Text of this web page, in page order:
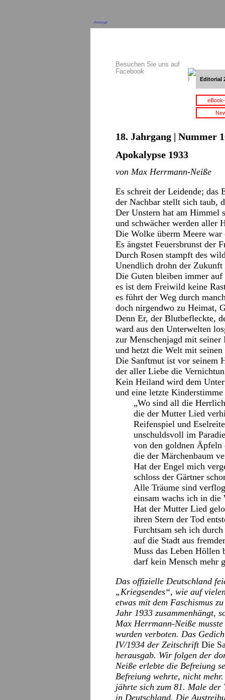
Anzeige
Besuchen Sie uns auf
Facebook
Editorial
18. Jahrgang | Nummer
Apokalypse 1933
von Max Herrmann-Neiße
Es schreit der Leidende; das
der Nachbar stellt sich taub,
Der Unstern hat am Himmel
und schwächer werden aller
Die Wolke überm Meere war
Es ängstet Feuersbrunst der
Durch Rosen stampft des
Unendlich drohn der Zukunft
Die Guten bleiben immer
es ist dem Freiwild keine
es führt der Weg durch
doch nirgendwo zu Heimat,
Denn Er, der Blutbefleckte,
ward aus den Unterwelten
zur Menschenjagd mit seiner
und hetzt die Welt mit
Die Sanftmut ist vor seinem
der aller Liebe die
Kein Heiland wird dem
und eine letzte
„Wo sind all die
die der Mutter Lied
Reifenspiel und
unschuldsvoll im
von den goldnen Äpfeln
die der Märchenbaum
Hat der Engel mich
schloss der Gärtner
Alle Träume sind
einsam wachs ich in die
Hat der Mutter Lied
ihren Stern der Tod
Furchtsam seh ich
auf die Stadt aus
Muss das Leben Höllen
darf kein Mensch mehr
Das offizielle Deutschland
„Kriegsendes“, wie auf
etwas mit dem Faschismus
Jahr 1933 zusammenhängt,
Max Herrmann-Neiße
wurden verboten. Das
IV/1934 der Zeitschrift Die
herausgab. Wir folgen der
Neiße erlebte die Befreiung
Befreiung wehrte, nicht
jährte sich zum 81. Male der
in Deutschland. Die